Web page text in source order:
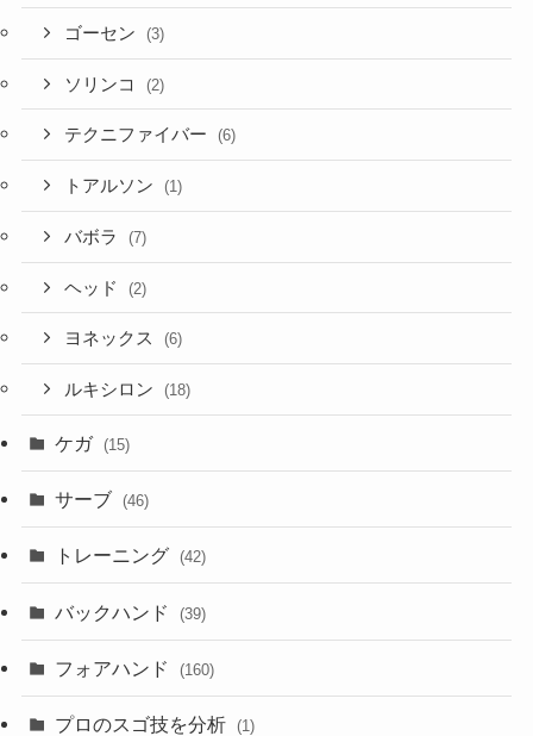
ゴーセン (3)
ソリンコ (2)
テクニファイバー (6)
トアルソン (1)
バボラ (7)
ヘッド (2)
ヨネックス (6)
ルキシロン (18)
ケガ (15)
サーブ (46)
トレーニング (42)
バックハンド (39)
フォアハンド (160)
プロのスゴ技を分析 (1)